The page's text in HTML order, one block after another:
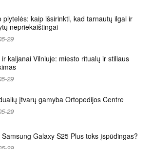
plytelės: kaip išsirinkti, kad tarnautų ilgai ir
nepriekaištingai
29
kaljanai Vilniuje: miesto ritualų ir stiliaus
29
įtvarų gamyba Ortopedijos Centre
29
Samsung Galaxy S25 Plus toks įspūdingas?